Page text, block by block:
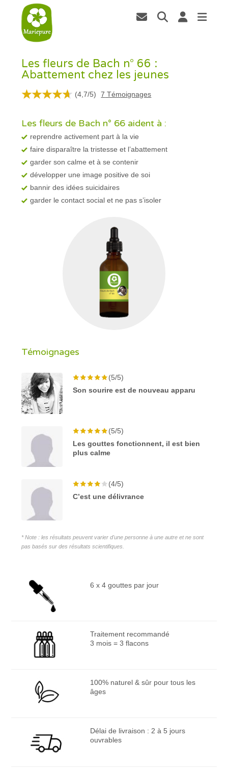
Les fleurs de Bach n° 66 :
Abattement chez les jeunes
(4,7/5) 7 Témoignages
Les fleurs de Bach n° 66 aident à :
reprendre activement part à la vie
faire disparaître la tristesse et l’abattement
garder son calme et à se contenir
développer une image positive de soi
bannir des idées suicidaires
garder le contact social et ne pas s’isoler
Témoignages
(5/5)
Son sourire est de nouveau apparu
(5/5)
Les gouttes fonctionnent, il est bien
plus calme
(4/5)
C’est une délivrance
* Note : les résultats peuvent varier d'une personne à une autre et ne sont
pas basés sur des résultats scientifiques.
6 x 4 gouttes par jour
Traitement recommandé
3 mois = 3 flacons
100% naturel & sûr pour tous les
âges
Délai de livraison : 2 à 5 jours
ouvrables